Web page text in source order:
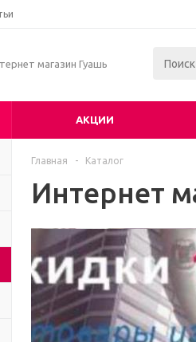
магазин Гуашь
АКЦИИ
Главная - Каталог
Интернет